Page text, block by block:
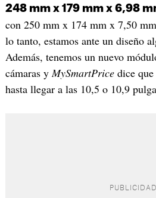
248 mm x 179 mm x 6,98
con 250 mm x 174 mm x 7,50
lo tanto, estamos ante un diseño
Además, tenemos un nuevo
cámaras yMySmartPricedice que
hasta llegar a las 10,5 o 10,9